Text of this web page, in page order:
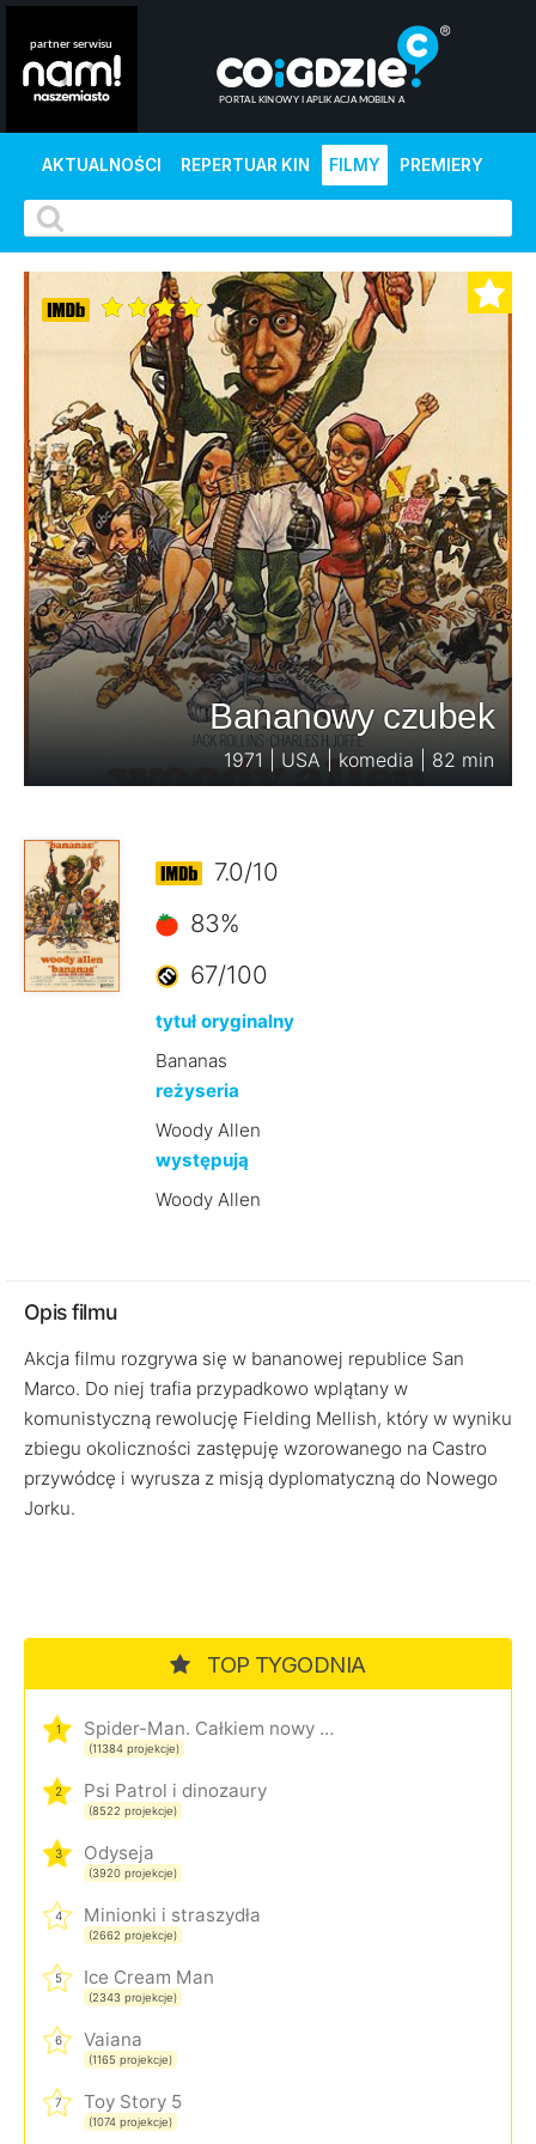
AKTUALNOŚCI REPERTUAR KIN FILMY PREMIERY
Bananowy czubek
1971 | USA | komedia | 82 min
7.0/10
83%
67/100
tytuł oryginalny
Bananas
reżyseria
Woody Allen
występują
Woody Allen
Opis filmu
Akcja filmu rozgrywa się w bananowej republice San
Marco. Do niej trafia przypadkowo wplątany w
komunistyczną rewolucję Fielding Mellish, który w wyniku
zbiegu okoliczności zastępuję wzorowanego na Castro
przywódcę i wyrusza z misją dyplomatyczną do Nowego
Jorku.
TOP TYGODNIA
1 Spider-Man. Całkiem nowy dzień
(11384 projekcje)
2 Psi Patrol i dinozaury
(8522 projekcje)
3 Odyseja
(3920 projekcje)
4 Minionki i straszydła
(2662 projekcje)
5 Ice Cream Man
(2343 projekcje)
6 Vaiana
(1165 projekcje)
7 Toy Story 5
(1074 projekcje)